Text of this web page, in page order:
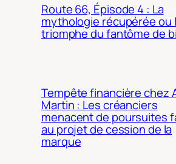
Route 66, Épisode 4 : La
mythologie récupérée ou
triomphe du fantôme de
Tempête financière chez
Martin : Les créanciers
menacent de poursuites
au projet de cession de la
marque